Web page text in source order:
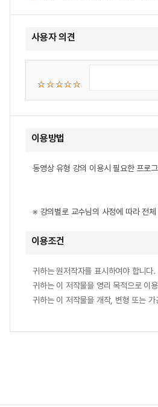
사용자 의견
이용방법
동영상 유형 강의 이용시 필요한 프로
※ 강의별로 교수님의 사정에 따라 전
이용조건
귀하는 원저작자를 표시하여야 합니다.
귀하는 이 저작물을 영리 목적으로 이
귀하는 이 저작물을 개작, 변형 또는 가